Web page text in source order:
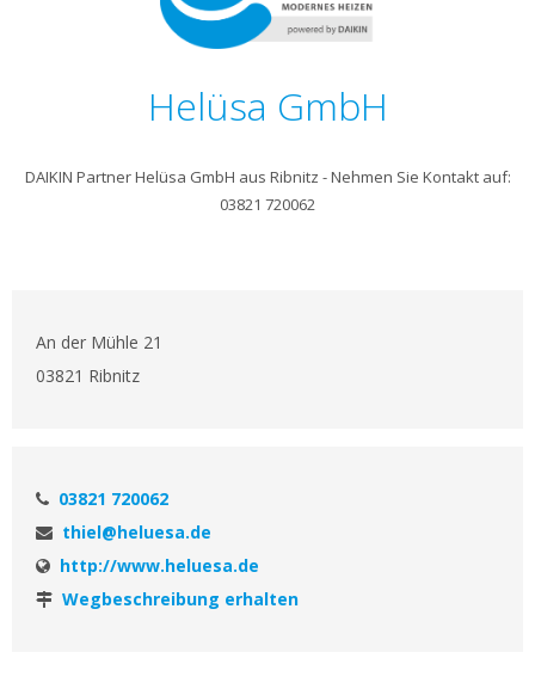
Helüsa GmbH
DAIKIN Partner Helüsa GmbH aus Ribnitz - Nehmen Sie Kontakt auf:
03821 720062
An der Mühle 21
03821 Ribnitz
03821 720062
thiel@heluesa.de
http://www.heluesa.de
Wegbeschreibung erhalten